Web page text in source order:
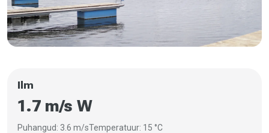
Ilm
1.7 m/s W
Puhangud: 3.6 m/sTemperatuur: 15 °C